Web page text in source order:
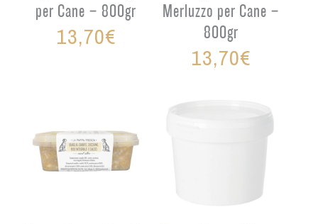
per Cane – 800gr
13,70€
Merluzzo per Cane –
800gr
13,70€